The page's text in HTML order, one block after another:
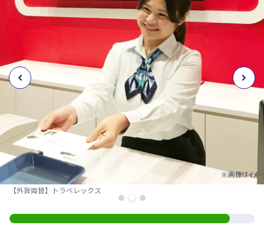
【外貨両替】トラベレックス